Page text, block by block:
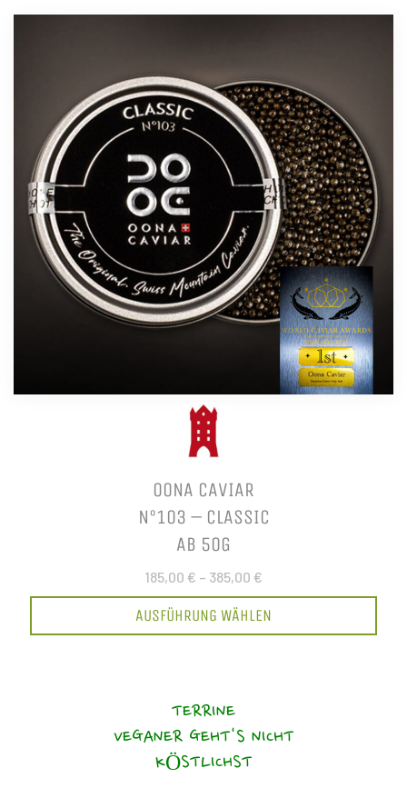
OONA CAVIAR
N°103 – CLASSIC
AB 50G
185,00 € – 385,00 €
AUSFÜHRUNG WÄHLEN
TERRINE
VEGANER GEHT'S NICHT
KÖSTLICHST